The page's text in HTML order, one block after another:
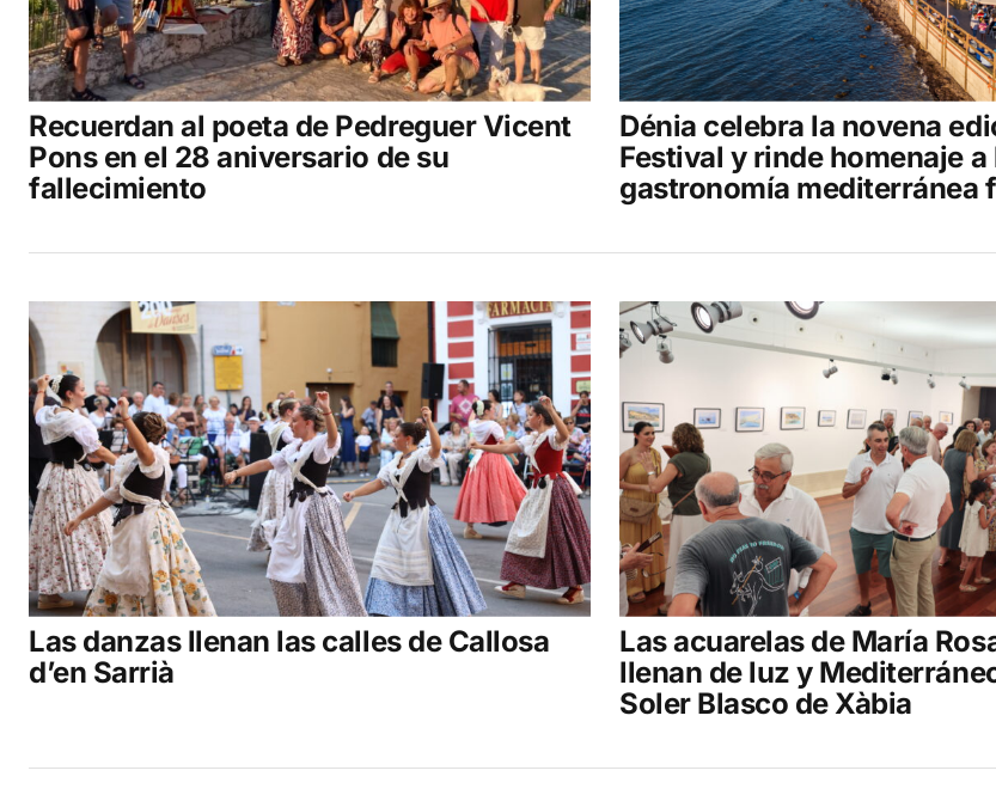
Recuerdan al poeta de Pedreguer Vicent
Pons en el 28 aniversario de su
fallecimiento
Dénia celebra la novena
Festival y rinde homenaje a
gastronomía mediterránea
Las danzas llenan las calles de Callosa
d’en Sarrià
Las acuarelas de María
llenan de luz y
Soler Blasco de Xàbia